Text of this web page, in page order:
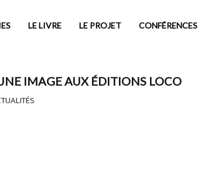
LE LIVRE LE PROJET CONFÉRENCES
IMAGE AUX ÉDITIONS LOCO